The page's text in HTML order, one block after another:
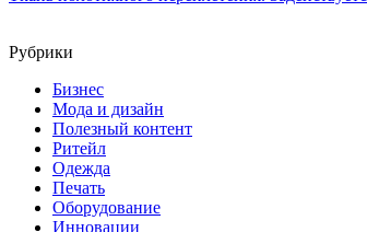
Рубрики
Бизнес
Мода и дизайн
Полезный контент
Ритейл
Одежда
Печать
Оборудование
Инновации